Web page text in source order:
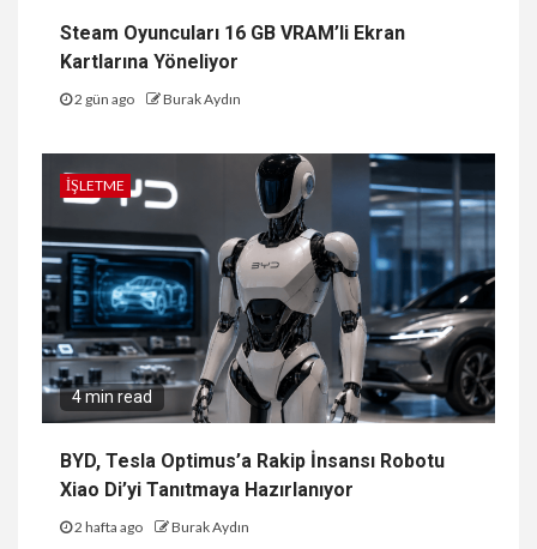
Steam Oyuncuları 16 GB VRAM’li Ekran
Kartlarına Yöneliyor
2 gün ago Burak Aydın
İŞLETME
4 min read
BYD, Tesla Optimus’a Rakip İnsansı Robotu
Xiao Di’yi Tanıtmaya Hazırlanıyor
2 hafta ago Burak Aydın